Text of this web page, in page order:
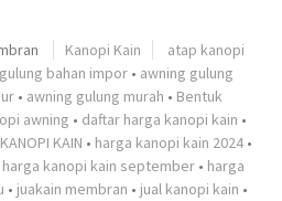
Kanopi Kain
atap kanopi
bahan impor • awning gulung
• awning gulung murah • Bentuk
awning • daftar harga kanopi kain •
KAIN • harga kanopi kain 2024 •
harga kanopi kain september • harga
• juakain membran • jual kanopi kain •